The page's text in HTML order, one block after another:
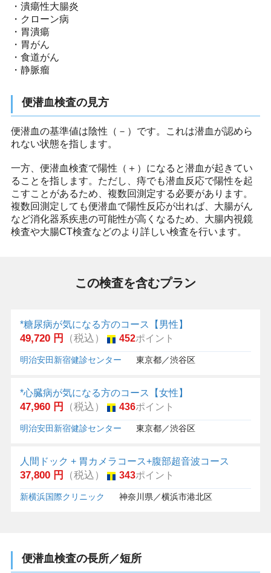
・潰瘍性大腸炎
・クローン病
・胃潰瘍
・胃がん
・食道がん
・静脈瘤
便潜血検査の見方
便潜血の基準値は陰性（－）です。これは潜血が認めら
れない状態を指します。
一方、便潜血検査で陽性（＋）になると潜血が起きてい
ることを指します。ただし、痔でも潜血反応で陽性を起
こすことがあるため、複数回測定する必要があります。
複数回測定しても便潜血で陽性反応が出れば、大腸がん
など消化器系疾患の可能性が高くなるため、大腸内視鏡
検査や大腸CT検査などのより詳しい検査を行います。
この検査を含むプラン
*糖尿病が気になる方のコース【男性】
49,720 円 （税込） 452ポイント
明治安田新宿健診センター 東京都／渋谷区
*心臓病が気になる方のコース【女性】
47,960 円 （税込） 436ポイント
明治安田新宿健診センター 東京都／渋谷区
人間ドック + 胃カメラコース+腹部超音波コース
37,800 円 （税込） 343ポイント
新横浜国際クリニック 神奈川県／横浜市港北区
便潜血検査の長所／短所